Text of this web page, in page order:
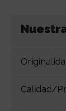
Calidad/